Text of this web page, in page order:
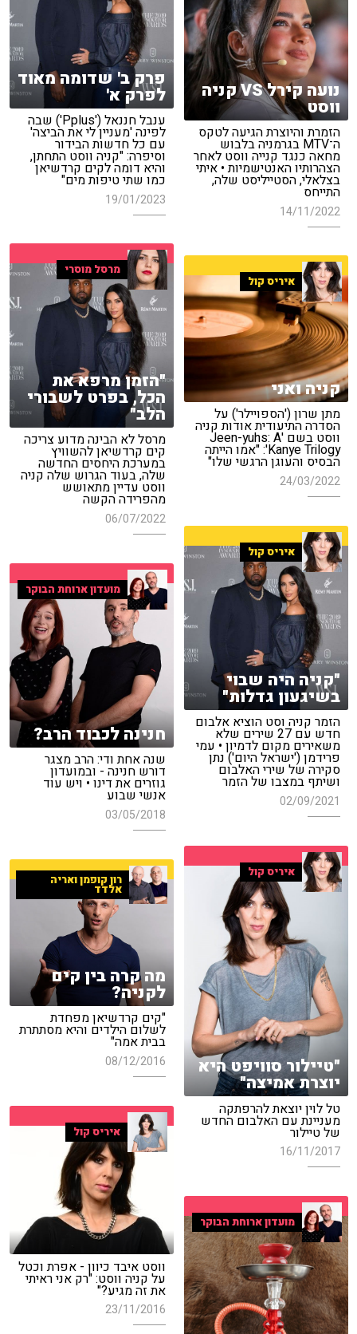
פרק ב' שדומה מאוד
לפרק א'
ענבל חננאל ('Pplus') שבה
לפינה 'מעניין לי את הביצה'
עם כל חדשות הבידור
וסיפרה: "קניה ווסט התחתן,
והיא דומה לקים קרדשיאן
כמו שתי טיפות מים"
19/01/2023
נועה קירל VS קניה
ווסט
הזמרת והיוצרת הגיעה לטקס
ה־MTV בגרמניה בלבוש
מחאה כנגד קנייה ווסט לאחר
הצהרותיו האנטישמיות • איתי
בצלאלי, הסטייליסט שלה,
התייחס
14/11/2022
מרסל מוסרי
"הזמן מרפא את
הכל, בפרט לשבורי
הלב"
מרסל לא הבינה מדוע צריכה
קים קרדשיאן להשוויץ
במערכת היחסים החדשה
שלה, בעוד הגרוש שלה קניה
ווסט עדיין מתאושש
מהפרידה הקשה
06/07/2022
איריס קול
קניה ואני
מתן שרון ('הספויילר') על
הסדרה התיעודית אודות קניה
ווסט בשם 'Jeen-yuhs: A
Kanye Trilogy': "אמו הייתה
הבסיס והעוגן הרגשי שלו"
24/03/2022
איריס קול
"קניה היה שבוי
בשיגעון גדלות"
הזמר קניה וסט הוציא אלבום
חדש עם 27 שירים שלא
משאירים מקום לדמיון • עמי
פרידמן ('ישראל היום') נתן
סקירה של שירי האלבום
ושיתף במצבו של הזמר
02/09/2021
מועדון ארוחת הבוקר
חנינה לכבוד הרב?
שנה אחת ודי: הרב מצגר
דורש חנינה - ובמועדון
גוזרים את דינו • ויש עוד
אנשי שבוע
03/05/2018
איריס קול
"טיילור סוויפט היא
יוצרת אמיצה"
טל לוין יוצאת להרפתקה
מעניינת עם האלבום החדש
של טיילור
16/11/2017
רון קופמן ואריה
אלדד
מה קרה בין קים
לקניה?
"קים קרדשיאן מפחדת
לשלום הילדים והיא מסתתרת
בבית אמה"
08/12/2016
איריס קול
ווסט איבד כיוון - אפרת וכטל
על קניה ווסט: "רק אני ראיתי
את זה מגיע?"
23/11/2016
מועדון ארוחת הבוקר